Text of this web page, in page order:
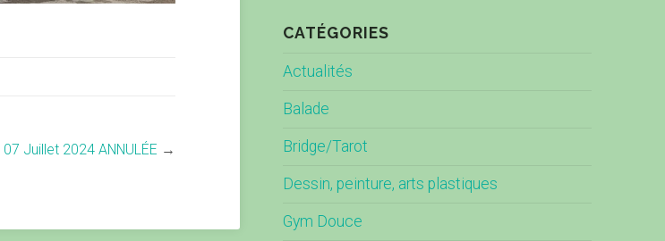
Juillet 2024 ANNULÉE →
CATÉGORIES
Actualités
Balade
Bridge/Tarot
Dessin, peinture, arts plastiques
Gym Douce